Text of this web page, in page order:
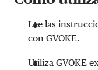
Lee las
con GVOKE.
Utiliza GVOKE